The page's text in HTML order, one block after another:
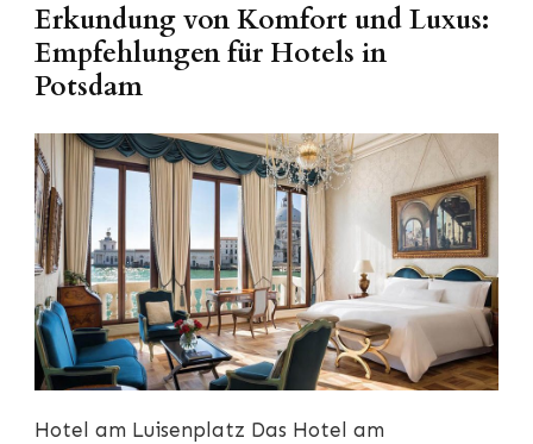
Erkundung von Komfort und Luxus:
Empfehlungen für Hotels in
Potsdam
Hotel am Luisenplatz Das Hotel am